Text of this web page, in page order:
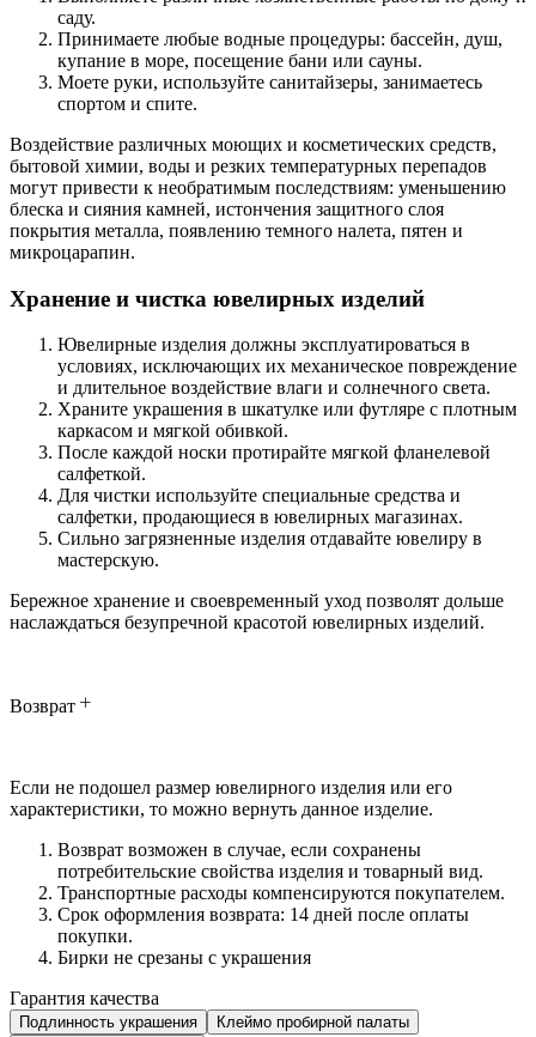
саду.
Принимаете любые водные процедуры: бассейн, душ,
купание в море, посещение бани или сауны.
Моете руки, используйте санитайзеры, занимаетесь
спортом и спите.
Воздействие различных моющих и косметических средств,
бытовой химии, воды и резких температурных перепадов
могут привести к необратимым последствиям: уменьшению
блеска и сияния камней, истончения защитного слоя
покрытия металла, появлению темного налета, пятен и
микроцарапин.
Хранение и чистка ювелирных изделий
Ювелирные изделия должны эксплуатироваться в
условиях, исключающих их механическое повреждение
и длительное воздействие влаги и солнечного света.
Храните украшения в шкатулке или футляре с плотным
каркасом и мягкой обивкой.
После каждой носки протирайте мягкой фланелевой
салфеткой.
Для чистки используйте специальные средства и
салфетки, продающиеся в ювелирных магазинах.
Сильно загрязненные изделия отдавайте ювелиру в
мастерскую.
Бережное хранение и своевременный уход позволят дольше
наслаждаться безупречной красотой ювелирных изделий.
Возврат
Если не подошел размер ювелирного изделия или его
характеристики, то можно вернуть данное изделие.
Возврат возможен в случае, если сохранены
потребительские свойства изделия и товарный вид.
Транспортные расходы компенсируются покупателем.
Срок оформления возврата: 14 дней после оплаты
покупки.
Бирки не срезаны с украшения
Гарантия качества
Подлинность украшения
Клеймо пробирной палаты